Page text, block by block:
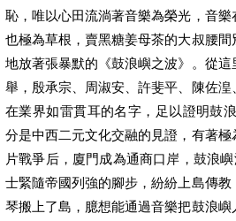
恥，唯以心田流淌著音樂為榮光，音樂
也極為草根，賣黑糖姜母茶的大叔腰
地放著張暴默的《鼓浪嶼之波》。從
舉，殷承宗、周淑安、許斐平、陳佐
在業界如雷貫耳的名字，足以證明鼓
分是中西二元文化交融的見證，有著
片戰爭后，廈門成為通商口岸，鼓浪
士緊隨帝國列強的腳步，紛紛上島傳
琴搬上了島，臆想能通過音樂把鼓浪